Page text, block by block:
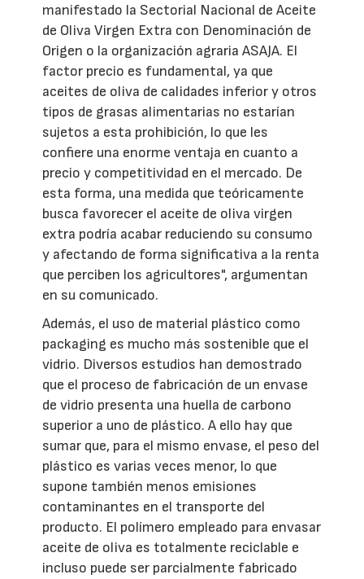
manifestado la Sectorial Nacional de Aceite
de Oliva Virgen Extra con Denominación de
Origen o la organización agraria ASAJA. El
factor precio es fundamental, ya que
aceites de oliva de calidades inferior y otros
tipos de grasas alimentarias no estarían
sujetos a esta prohibición, lo que les
confiere una enorme ventaja en cuanto a
precio y competitividad en el mercado. De
esta forma, una medida que teóricamente
busca favorecer el aceite de oliva virgen
extra podría acabar reduciendo su consumo
y afectando de forma significativa a la renta
que perciben los agricultores", argumentan
en su comunicado.
Además, el uso de material plástico como
packaging es mucho más sostenible que el
vidrio. Diversos estudios han demostrado
que el proceso de fabricación de un envase
de vidrio presenta una huella de carbono
superior a uno de plástico. A ello hay que
sumar que, para el mismo envase, el peso del
plástico es varias veces menor, lo que
supone también menos emisiones
contaminantes en el transporte del
producto. El polímero empleado para envasar
aceite de oliva es totalmente reciclable e
incluso puede ser parcialmente fabricado